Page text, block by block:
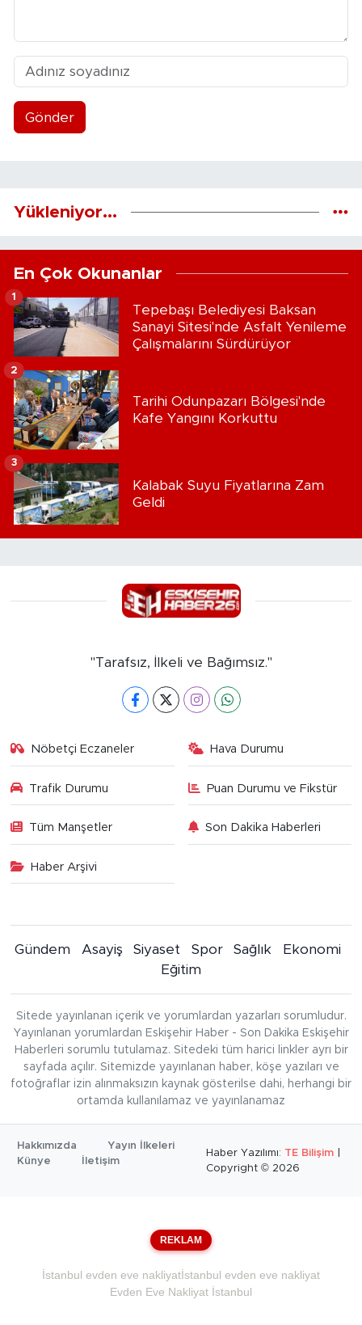
Gönder
Yükleniyor...
En Çok Okunanlar
Tepebaşı Belediyesi Baksan
Sanayi Sitesi'nde Asfalt Yenileme
Çalışmalarını Sürdürüyor
1
Tarihi Odunpazarı Bölgesi'nde
Kafe Yangını Korkuttu
2
Kalabak Suyu Fiyatlarına Zam
Geldi
3
"Tarafsız, İlkeli ve Bağımsız."
Nöbetçi Eczaneler Hava Durumu
Trafik Durumu Puan Durumu ve Fikstür
Tüm Manşetler Son Dakika Haberleri
Haber Arşivi
Gündem Asayiş Siyaset Spor Sağlık
Ekonomi
Eğitim
Sitede yayınlanan içerik ve yorumlardan yazarları sorumludur.
Yayınlanan yorumlardan Eskişehir Haber - Son Dakika Eskişehir
Haberleri sorumlu tutulamaz. Sitedeki tüm harici linkler ayrı bir
sayfada açılır. Sitemizde yayınlanan haber, köşe yazıları ve
fotoğraflar izin alınmaksızın kaynak gösterilse dahi, herhangi bir
ortamda kullanılamaz ve yayınlanamaz
Hakkımızda
Yayın İlkeleri
Künye
İletişim
Haber Yazılımı: TE Bilişim
Copyright © 2026
REKLAM
İstanbul evden eve nakliyatİstanbul evden eve nakliyat
Evden Eve Nakliyat İstanbul